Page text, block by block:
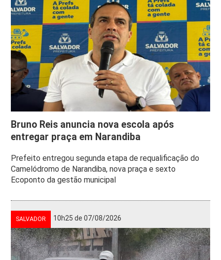
Bruno Reis anuncia nova escola após
entregar praça em Narandiba
Prefeito entregou segunda etapa de requalificação do
Camelódromo de Narandiba, nova praça e sexto
Ecoponto da gestão municipal
SALVADOR 10h25 de 07/08/2026